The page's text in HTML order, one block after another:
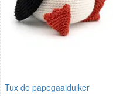
Tux de papegaaiduiker